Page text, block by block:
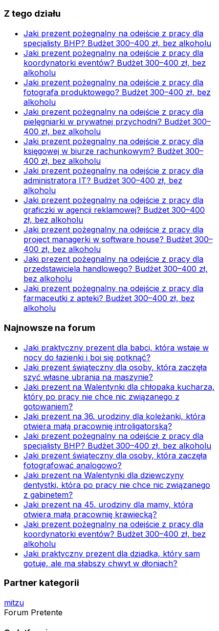
Z tego działu
Jaki prezent pożegnalny na odejście z pracy dla
specjalisty BHP? Budżet 300–400 zł, bez alkoholu
Jaki prezent pożegnalny na odejście z pracy dla
koordynatorki eventów? Budżet 300–400 zł, bez
alkoholu
Jaki prezent pożegnalny na odejście z pracy dla
fotografa produktowego? Budżet 300–400 zł, bez
alkoholu
Jaki prezent pożegnalny na odejście z pracy dla
pielęgniarki w prywatnej przychodni? Budżet 300–
400 zł, bez alkoholu
Jaki prezent pożegnalny na odejście z pracy dla
księgowej w biurze rachunkowym? Budżet 300–
400 zł, bez alkoholu
Jaki prezent pożegnalny na odejście z pracy dla
administratora IT? Budżet 300–400 zł, bez
alkoholu
Jaki prezent pożegnalny na odejście z pracy dla
graficzki w agencji reklamowej? Budżet 300–400
zł, bez alkoholu
Jaki prezent pożegnalny na odejście z pracy dla
project managerki w software house? Budżet 300–
400 zł, bez alkoholu
Jaki prezent pożegnalny na odejście z pracy dla
przedstawiciela handlowego? Budżet 300–400 zł,
bez alkoholu
Jaki prezent pożegnalny na odejście z pracy dla
farmaceutki z apteki? Budżet 300–400 zł, bez
alkoholu
Najnowsze na forum
Jaki praktyczny prezent dla babci, która wstaje w
nocy do łazienki i boi się potknąć?
Jaki prezent świąteczny dla osoby, która zaczęła
szyć własne ubrania na maszynie?
Jaki prezent na Walentynki dla chłopaka kucharza,
który po pracy nie chce nic związanego z
gotowaniem?
Jaki prezent na 36. urodziny dla koleżanki, która
otwiera małą pracownię introligatorską?
Jaki prezent pożegnalny na odejście z pracy dla
specjalisty BHP? Budżet 300–400 zł, bez alkoholu
Jaki prezent świąteczny dla osoby, która zaczęła
fotografować analogowo?
Jaki prezent na Walentynki dla dziewczyny
dentystki, która po pracy nie chce nic związanego
z gabinetem?
Jaki prezent na 45. urodziny dla mamy, która
otwiera małą pracownię krawiecką?
Jaki prezent pożegnalny na odejście z pracy dla
koordynatorki eventów? Budżet 300–400 zł, bez
alkoholu
Jaki praktyczny prezent dla dziadka, który sam
gotuje, ale ma słabszy chwyt w dłoniach?
Partner kategorii
mitzu
Forum Pretente